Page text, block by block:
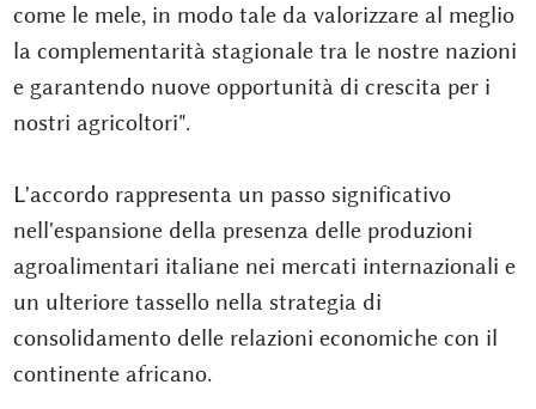
come le mele, in modo tale da valorizzare al meglio
la complementarità stagionale tra le nostre nazioni
e garantendo nuove opportunità di crescita per i
nostri agricoltori".
L'accordo rappresenta un passo significativo
nell'espansione della presenza delle produzioni
agroalimentari italiane nei mercati internazionali e
un ulteriore tassello nella strategia di
consolidamento delle relazioni economiche con il
continente africano.